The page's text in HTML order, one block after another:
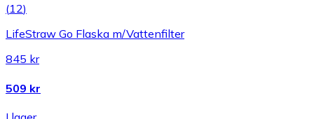
(12)
LifeStraw Go Flaska m/Vattenfilter
845 kr
509 kr